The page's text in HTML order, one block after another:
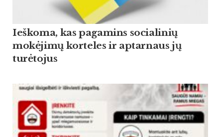
Ieškoma, kas pagamins socialinių
mokėjimų korteles ir aptarnaus jų
turėtojus